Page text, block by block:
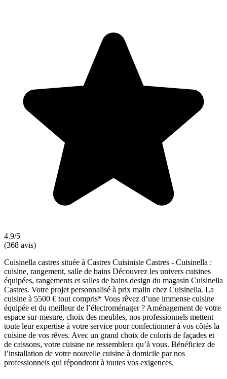
4.9/5
(368 avis)
Cuisinella castres située à Castres Cuisiniste Castres - Cuisinella :
cuisine, rangement, salle de bains Découvrez les univers cuisines
équipées, rangements et salles de bains design du magasin Cuisinella
Castres. Votre projet personnalisé à prix malin chez Cuisinella. La
cuisine à 5500 € tout compris* Vous rêvez d’une immense cuisine
équipée et du meilleur de l’électroménager ? Aménagement de votre
espace sur-mesure, choix des meubles, nos professionnels mettent
toute leur expertise à votre service pour confectionner à vos côtés la
cuisine de vos rêves. Avec un grand choix de coloris de façades et
de caissons, votre cuisine ne ressemblera qu’à vous. Bénéficiez de
l’installation de votre nouvelle cuisine à domicile par nos
professionnels qui répondront à toutes vos exigences.